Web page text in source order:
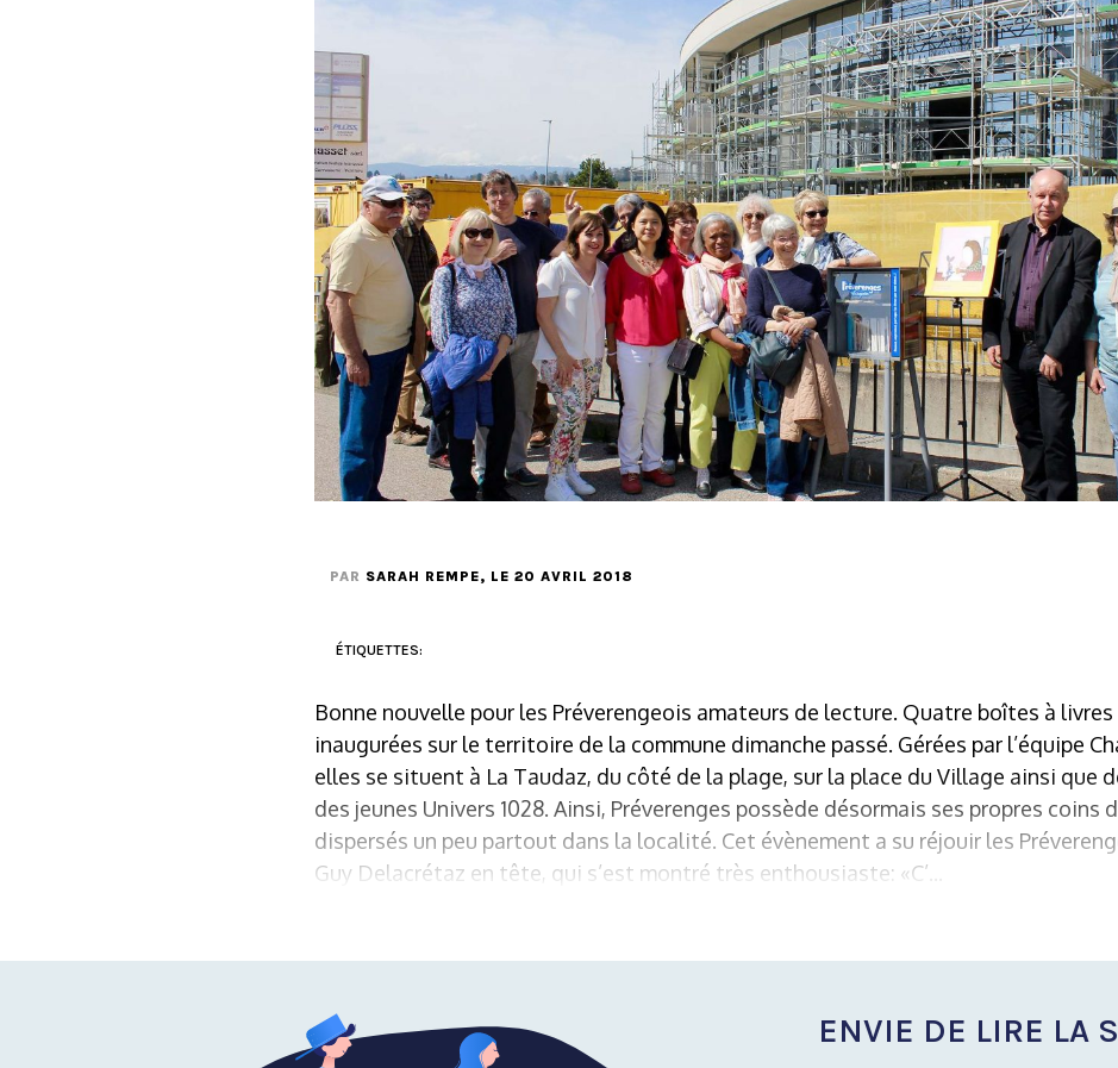
PAR SARAH REMPE, LE 20 AVRIL 2018
ÉTIQUETTES:
Bonne nouvelle pour les Préverengeois amateurs de lecture. Quatre boîtes à
inaugurées sur le territoire de la commune dimanche passé. Gérées par l’équipe
elles se situent à La Taudaz, du côté de la plage, sur la place du Village ainsi que
des jeunes Univers 1028. Ainsi, Préverenges possède désormais ses propres coins
dispersés un peu partout dans la localité. Cet évènement a su réjouir les
Guy Delacrétaz en tête, qui s’est montré très enthousiaste: «C’...
ENVIE DE LIRE LA